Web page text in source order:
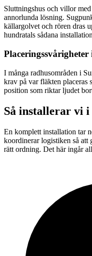
Sluttningshus och villor
annorlunda lösning.
källargolvet och rören dras
hundratals sådana
I många radhusområden i
krav på var fläkten placeras
position som riktar ljudet
Så installerar vi i
En komplett installation tar
koordinerar logistiken så
rätt ordning. Det här ingår